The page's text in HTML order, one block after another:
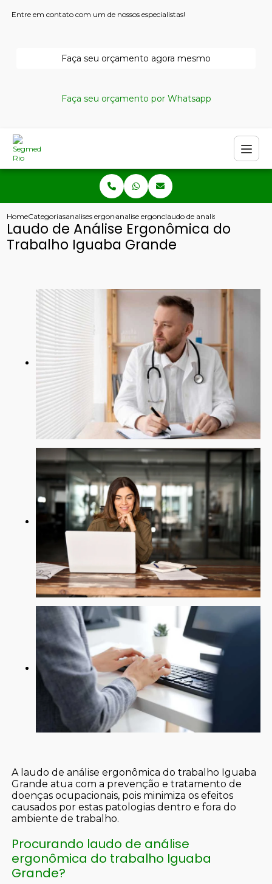
Entre em contato com um de nossos especialistas!
Faça seu orçamento agora mesmo
Faça seu orçamento por Whatsapp
HomeCategoriasanalises ergonomicasanalise ergonomica do trabalho fisioterapia
laudo de analise ergonomica
Laudo de Análise Ergonômica do
Trabalho Iguaba Grande
A laudo de análise ergonômica do trabalho Iguaba
Grande atua com a prevenção e tratamento de
doenças ocupacionais, pois minimiza os efeitos
causados por estas patologias dentro e fora do
ambiente de trabalho.
Procurando laudo de análise
ergonômica do trabalho Iguaba
Grande?